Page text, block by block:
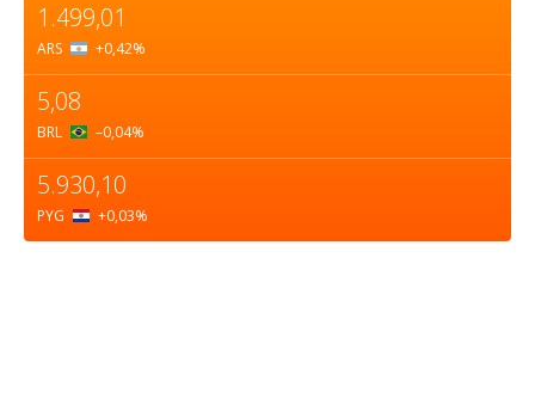
1.499,01
ARS +0,42%
5,08
BRL –0,04%
5.930,10
PYG +0,03%